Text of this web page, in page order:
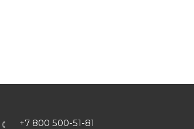
+7 800 500-51-81